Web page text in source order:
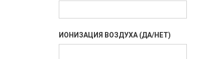
ИОНИЗАЦИЯ ВОЗДУХА (ДА/НЕТ)